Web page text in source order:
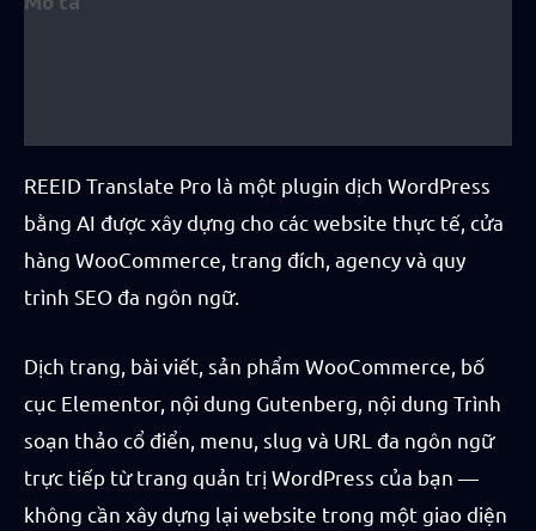
REEID Translate Pro là một plugin dịch WordPress
bằng AI được xây dựng cho các website thực tế, cửa
hàng WooCommerce, trang đích, agency và quy
trình SEO đa ngôn ngữ.
Dịch trang, bài viết, sản phẩm WooCommerce, bố
cục Elementor, nội dung Gutenberg, nội dung Trình
soạn thảo cổ điển, menu, slug và URL đa ngôn ngữ
trực tiếp từ trang quản trị WordPress của bạn —
không cần xây dựng lại website trong một giao diện